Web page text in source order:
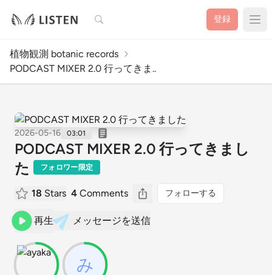
検索 登録
植物観測 botanic records
PODCAST MIXER 2.0 行ってきま..
2026-05-16 03:01
PODCAST MIXER 2.0 行ってきまし
た
フォロワー限定
18 Stars 4 Comments フォローする
再生 メッセージを送信